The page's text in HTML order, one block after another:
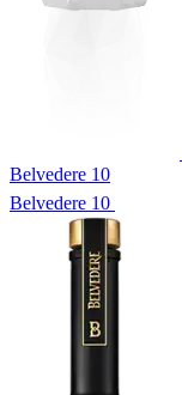
Belvedere 10
Belvedere 10